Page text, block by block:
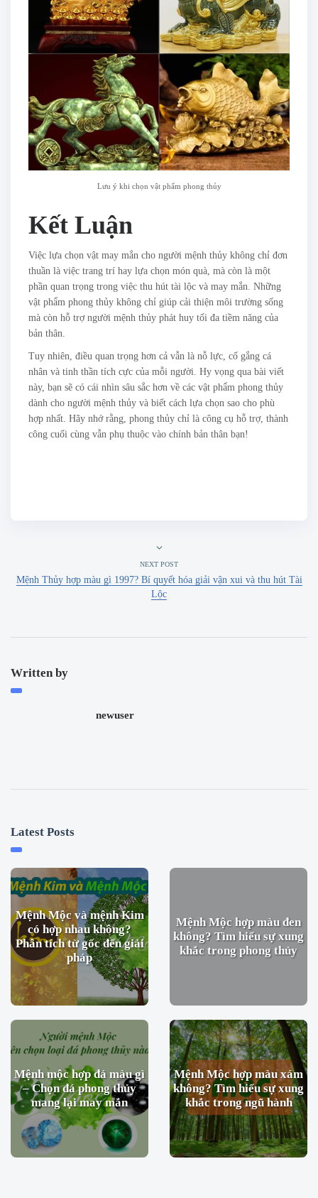
Lưu ý khi chọn vật phẩm phong thủy
Kết Luận
Việc lựa chọn vật may mắn cho người mệnh thủy không chỉ đơn
thuần là việc trang trí hay lựa chọn món quà, mà còn là một
phần quan trọng trong việc thu hút tài lộc và may mắn. Những
vật phẩm phong thủy không chỉ giúp cải thiện môi trường sống
mà còn hỗ trợ người mệnh thủy phát huy tối đa tiềm năng của
bản thân.
Tuy nhiên, điều quan trọng hơn cả vẫn là nỗ lực, cố gắng cá
nhân và tinh thần tích cực của mỗi người. Hy vọng qua bài viết
này, bạn sẽ có cái nhìn sâu sắc hơn về các vật phẩm phong thủy
dành cho người mệnh thủy và biết cách lựa chọn sao cho phù
hợp nhất. Hãy nhớ rằng, phong thủy chỉ là công cụ hỗ trợ, thành
công cuối cùng vẫn phụ thuộc vào chính bản thân bạn!
NEXT POST
Mệnh Thủy hợp màu gì 1997? Bí quyết hóa giải vận xui và thu hút Tài
Lộc
Written by
newuser
Latest Posts
Mệnh Mộc và mệnh Kim
có hợp nhau không?
Phân tích từ gốc đến giải
pháp
Mệnh Mộc hợp màu đen
không? Tìm hiểu sự xung
khắc trong phong thủy
Mệnh mộc hợp đá màu gì
– Chọn đá phong thủy
mang lại may mắn
Mệnh Mộc hợp màu xám
không? Tìm hiểu sự xung
khắc trong ngũ hành